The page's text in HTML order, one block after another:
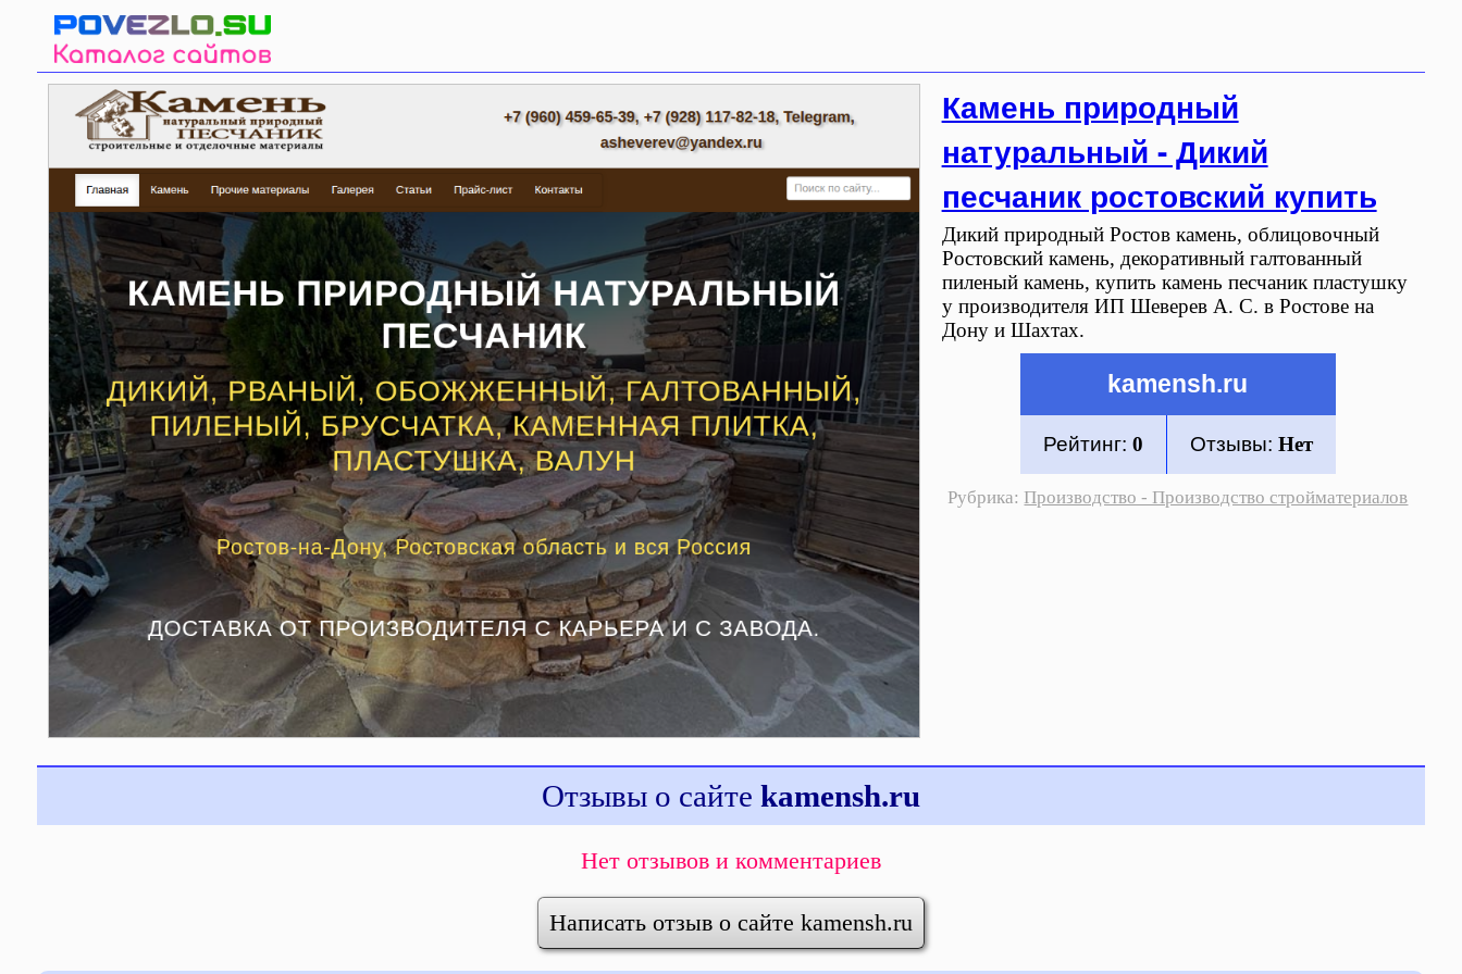
Камень природный
натуральный - Дикий
песчаник ростовский купить
Дикий природный Ростов камень, облицовочный
Ростовский камень, декоративный галтованный
пиленый камень, купить камень песчаник пластушку
у производителя ИП Шеверев А. С. в Ростове на
Дону и Шахтах.
kamensh.ru
Рейтинг: 0 Отзывы: Нет
Рубрика: Производство - Производство стройматериалов
Отзывы о сайте kamensh.ru
Нет отзывов и комментариев
Написать отзыв о сайте kamensh.ru